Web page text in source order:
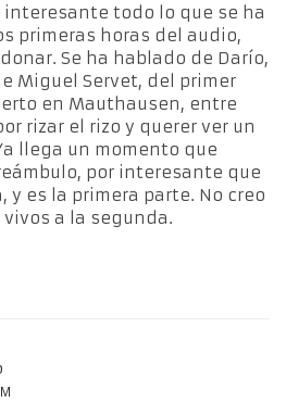
interesante todo lo que se ha
primeras horas del audio,
Se ha hablado de Darío,
Miguel Servet, del primer
en Mauthausen, entre
rizar el rizo y querer ver un
llega un momento que
por interesante que
y es la primera parte. No creo
a la segunda.